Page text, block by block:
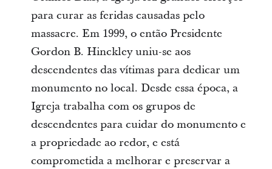
para curar as feridas causadas pelo
massacre. Em 1999, o então Presidente
Gordon B. Hinckley uniu-se aos
descendentes das vítimas para dedicar um
monumento no local. Desde essa época, a
Igreja trabalha com os grupos de
descendentes para cuidar do monumento e
a propriedade ao redor, e está
comprometida a melhorar e preservar a